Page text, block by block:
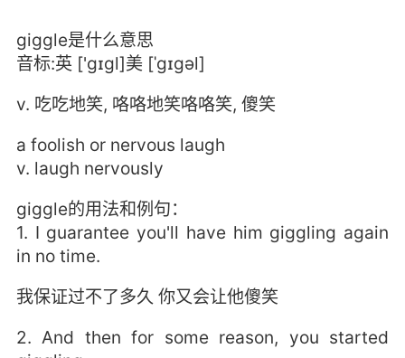
giggle是什么意思
音标:英 ['ɡɪɡl]美 [ˈɡɪɡəl]
v. 吃吃地笑, 咯咯地笑咯咯笑, 傻笑
a foolish or nervous laugh
v. laugh nervously
giggle的用法和例句：
1. I guarantee you'll have him giggling again
in no time.
我保证过不了多久 你又会让他傻笑
2. And then for some reason, you started